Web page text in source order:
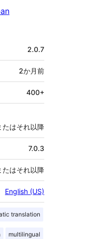
2.0.7
2か月前
400+
はそれ以降
7.0.3
たはそれ以降
English (US)
translation
multilingual